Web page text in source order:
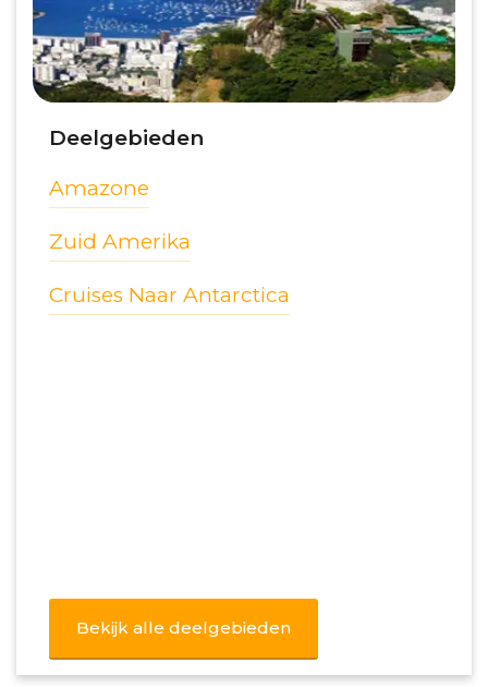
Deelgebieden
Amazone
Zuid Amerika
Cruises Naar Antarctica
Bekijk alle deelgebieden